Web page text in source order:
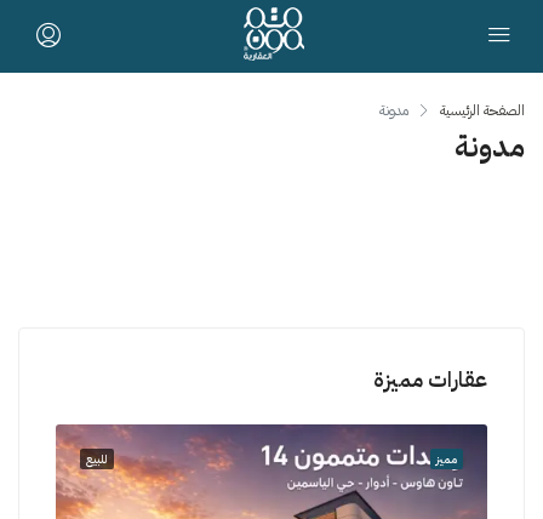
الصفحة الرئيسية مدونة
مدونة
عقارات مميزة
للبيع مميز